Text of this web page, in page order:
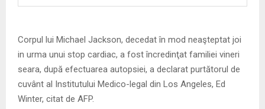
N
U
Corpul lui Michael Jackson, decedat în mod neaşteptat joi
in urma unui stop cardiac, a fost încredinţat familiei vineri
seara, după efectuarea autopsiei, a declarat purtătorul de
cuvânt al Institutului Medico-legal din Los Angeles, Ed
Winter, citat de AFP.